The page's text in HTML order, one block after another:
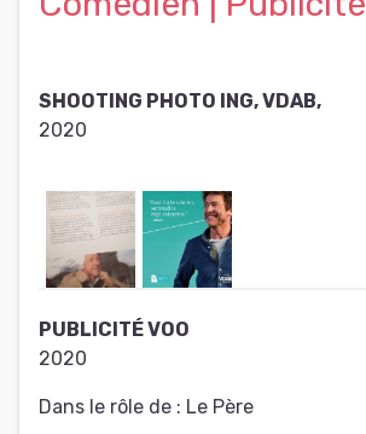
SHOOTING PHOTO ING, VDAB,
2020
PUBLICITÉ VOO
2020
Dans le rôle de : Le Père